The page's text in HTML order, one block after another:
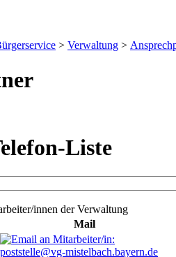
> Verwaltung >
Liste
innen der Verwaltung
Mail